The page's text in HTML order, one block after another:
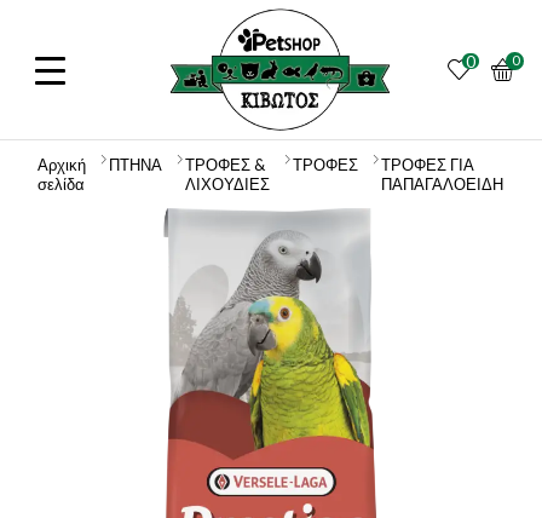
0 0
Αρχική
σελίδα
ΠΤΗΝΑ
ΤΡΟΦΕΣ &
ΛΙΧΟΥΔΙΕΣ
ΤΡΟΦΕΣ
ΤΡΟΦΕΣ ΓΙΑ
ΠΑΠΑΓΑΛΟΕΙΔΗ